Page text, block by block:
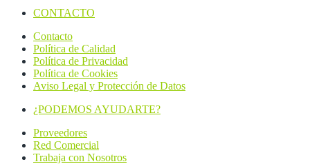
CONTACTO
Contacto
Política de Calidad
Política de Privacidad
Política de Cookies
Aviso Legal y Protección de Datos
¿PODEMOS AYUDARTE?
Proveedores
Red Comercial
Trabaja con Nosotros